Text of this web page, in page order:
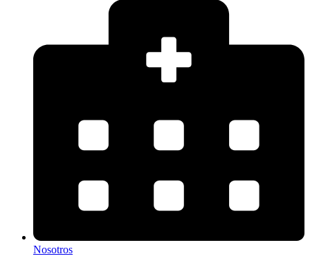
Nosotros